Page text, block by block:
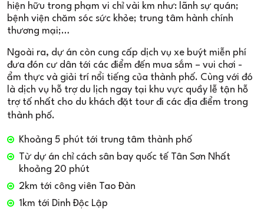
hiện hữu trong phạm vi chỉ vài km như: lãnh sự quán;
bệnh viện chăm sóc sức khỏe; trung tâm hành chính
thương mại;…
Ngoài ra, dự án còn cung cấp dịch vụ xe buýt miễn phí
đưa đón cư dân tới các điểm đến mua sắm – vui chơi -
ẩm thực và giải trí nổi tiếng của thành phố. Cùng với đó
là dịch vụ hỗ trợ du lịch ngay tại khu vực quầy lễ tận hỗ
trợ tố nhất cho du khách đặt tour đi các địa điểm trong
thành phố.
Khoảng 5 phút tới trung tâm thành phố
Từ dự án chỉ cách sân bay quốc tế Tân Sơn Nhất
khoảng 20 phút
2km tới công viên Tao Đàn
1km tới Dinh Độc Lập